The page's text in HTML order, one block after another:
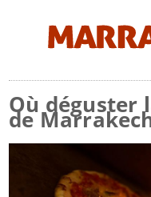
Où déguster
de